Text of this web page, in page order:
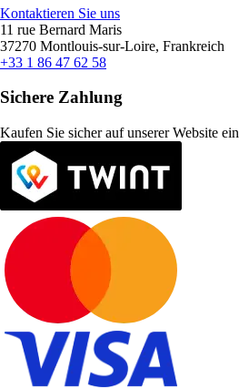
Kontaktieren Sie uns
11 rue Bernard Maris
37270 Montlouis-sur-Loire, Frankreich
+33 1 86 47 62 58
Sichere Zahlung
Kaufen Sie sicher auf unserer Website ein